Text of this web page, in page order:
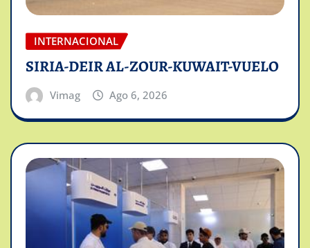
INTERNACIONAL
SIRIA-DEIR AL-ZOUR-KUWAIT-VUELO
Vimag Ago 6, 2026